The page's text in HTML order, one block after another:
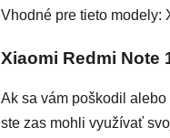
Vhodné pre tieto modely:
Xiaomi Redmi Note
Ak sa vám poškodil alebo
ste zas mohli využívať